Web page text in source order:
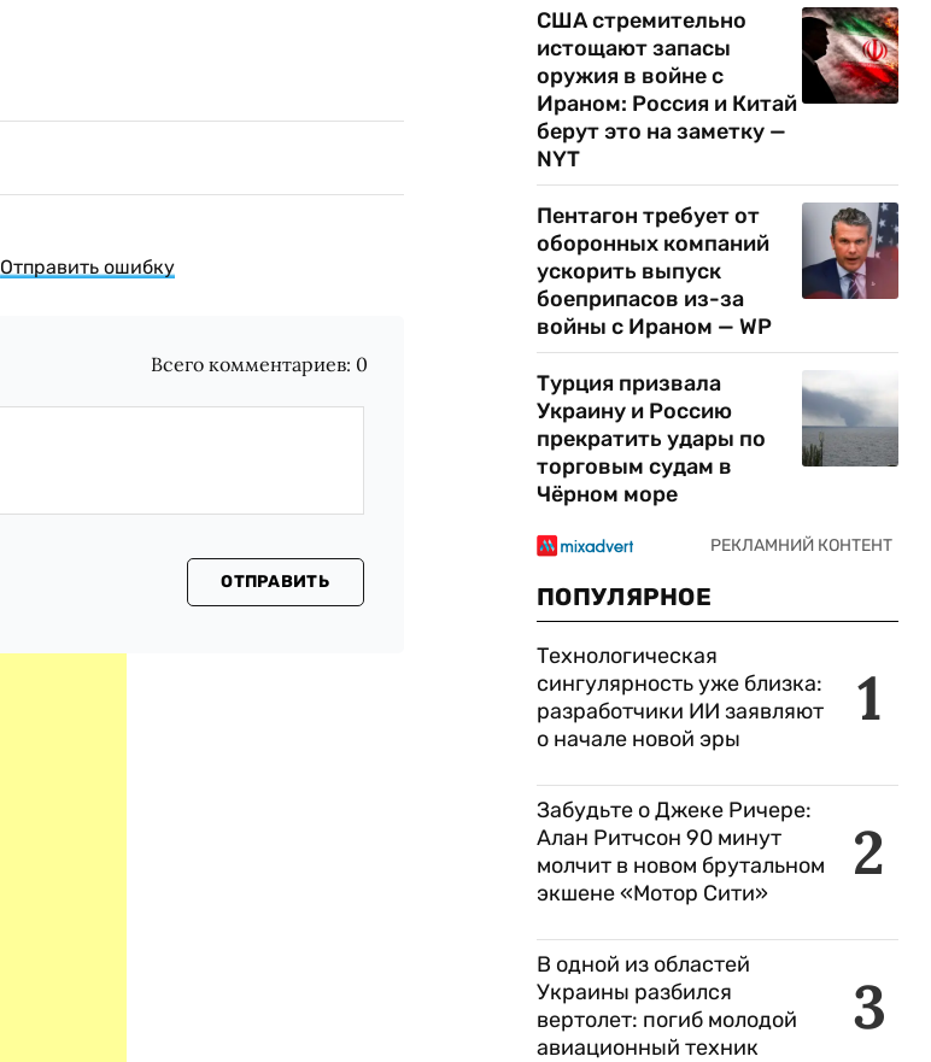
Отправить ошибку
Всего комментариев: 0
ОТПРАВИТЬ
США стремительно
истощают запасы
оружия в войне с
Ираном: Россия и Китай
берут это на заметку —
NYT
Пентагон требует от
оборонных компаний
ускорить выпуск
боеприпасов из-за
войны с Ираном — WP
Турция призвала
Украину и Россию
прекратить удары по
торговым судам в
Чёрном море
ПОПУЛЯРНОЕ
1
Технологическая
сингулярность уже близка:
разработчики ИИ заявляют
о начале новой эры
2
Забудьте о Джеке Ричере:
Алан Ритчсон 90 минут
молчит в новом брутальном
экшене «Мотор Сити»
3
В одной из областей
Украины разбился
вертолет: погиб молодой
авиационный техник